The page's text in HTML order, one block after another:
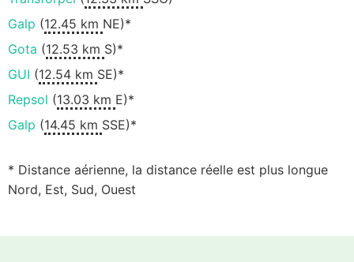
Galp (12.45 km NE)*
Gota (12.53 km S)*
GUI (12.54 km SE)*
Repsol (13.03 km E)*
Galp (14.45 km SSE)*
* Distance aérienne, la distance réelle est plus longue
Nord, Est, Sud, Ouest